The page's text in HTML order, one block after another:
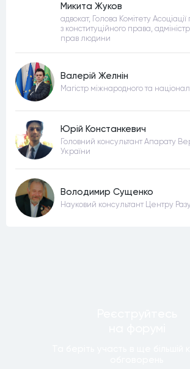
Микита Жуков
адвокат, Голова Комітету
з конституційного права,
прав людини
Валерій Желнін
Магістр міжнародного та
Юрій Констанкевич
Головний консультант Апарату
України
Володимир Сущенко
Науковий консультант Центру